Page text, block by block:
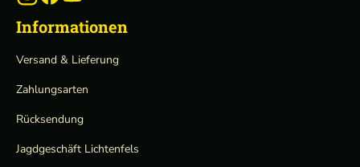
Informationen
Versand & Lieferung
Zahlungsarten
Rücksendung
Jagdgeschäft Lichtenfels